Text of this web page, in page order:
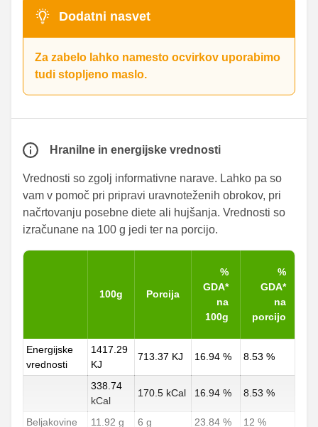
Dodatni nasvet
Za zabelo lahko namesto ocvirkov uporabimo
tudi stopljeno maslo.
Hranilne in energijske vrednosti
Vrednosti so zgolj informativne narave. Lahko pa so
vam v pomoč pri pripravi uravnoteženih obrokov, pri
načrtovanju posebne diete ali hujšanja. Vrednosti so
izračunane na 100 g jedi ter na porcijo.
100g Porcija
%
GDA*
na
100g
%
GDA*
na
porcijo
Energijske
vrednosti
1417.29
KJ
713.37 KJ 16.94 % 8.53 %
338.74
kCal
170.5 kCal 16.94 % 8.53 %
Beljakovine 11.92 g 6 g 23.84 %
12 %